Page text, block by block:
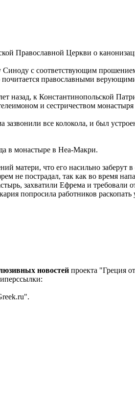
Православной Церкви о
с соответствующим
православными
назад, к Константинопольской
и сестричеством
все колокола, и был
в монастыре в Неа-Макри.
матери, что его насильно
не пострадал, так как во время
захватили Ефрема и
попросила работников
новостей проекта "Греция